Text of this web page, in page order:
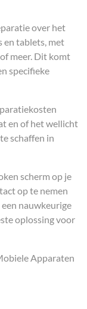
over het
en tablets, met
meer. Dit komt
specifieke
en of het wellicht
schaffen in
scherm op je
op te nemen
nauwkeurige
oplossing voor
Apparaten